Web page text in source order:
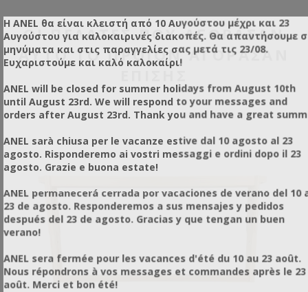
ΟΙ ΠΕΛΆΤΕΣ ΠΟΥ ΑΓΌΡΑΣΑΝ
ΑΥΤΌ ΤΟ ΠΡΟΪΌΝ ΑΓΌΡΑΣΑΝ
ΕΠΊΣΗΣ
Η ANEL θα είναι κλειστή από 10 Αυγούστου μέχρι και 23
Αυγούστου για καλοκαιρινές διακοπές. Θα απαντήσουμε
μηνύματα και στις παραγγελίες σας μετά τις 23/08.
Ευχαριστούμε και καλό καλοκαίρι!
ANEL will be closed for summer holidays from August 10th
until August 23rd. We will respond to your messages and
orders after August 23rd. Thank you and have a great
ANEL sarà chiusa per le vacanze estive dal 10 agosto al 23
agosto. Risponderemo ai vostri messaggi e ordini dopo il 23
agosto. Grazie e buona estate!
ANEL permanecerá cerrada por vacaciones de verano del 10
23 de agosto. Responderemos a sus mensajes y pedidos
después del 23 de agosto. Gracias y que tengan un buen
verano!
ANEL sera fermée pour les vacances d'été du 10 au 23 août.
Nous répondrons à vos messages et commandes après le 23
août. Merci et bon été!